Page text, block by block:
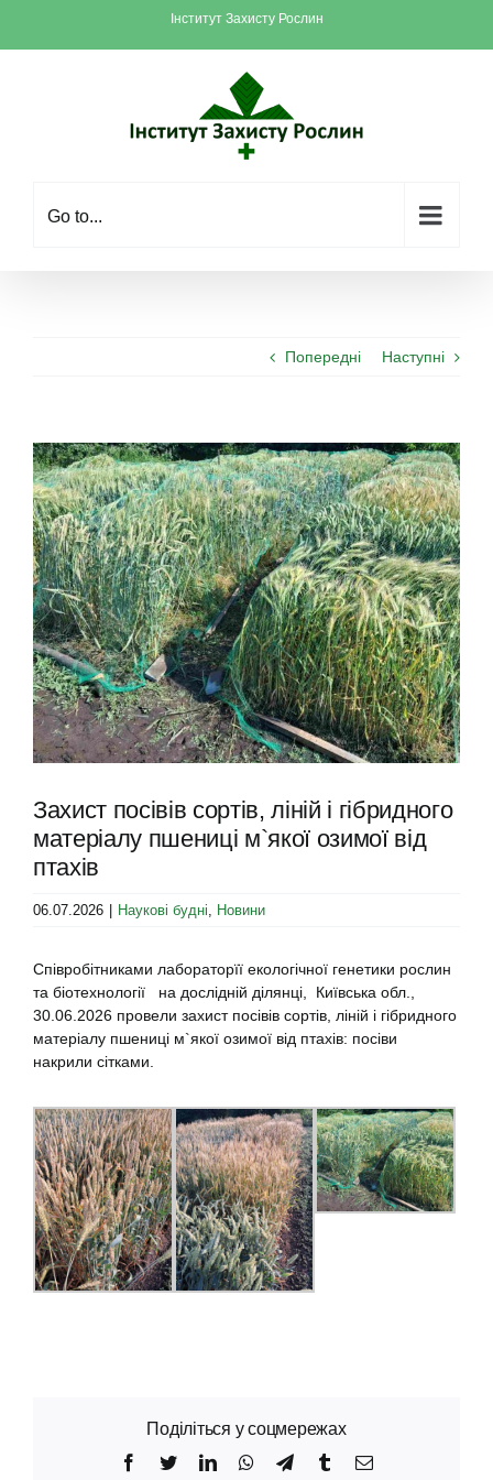
Інститут Захисту Рослин
Go to...
Попередні Наступні
View
Larger
Image
Захист посівів сортів, ліній і гібридного
матеріалу пшениці м`якої озимої від
птахів
06.07.2026 Наукові будні, Новини
Співробітниками лабораторїї екологічної генетики рослин
та біотехнології на дослідній ділянці, Київська обл.,
30.06. 2026 провели захистпосівів сортів, ліній і гібридного
матеріалу пшениці м`якої озимої від птахів: посіви
накрили сітками.
Поділіться у соцмережах
Facebook
TwitterLinkedInWhatsApp
TelegramTumblrEmail